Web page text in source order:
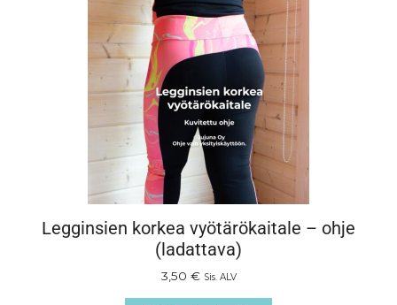
Legginsien korkea vyötärökaitale – ohje
(ladattava)
3,50 € Sis. ALV